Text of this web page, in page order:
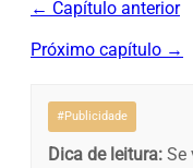
← Capítulo anterior
Próximo capítulo →
#Publicidade
Dica de leitura: Se